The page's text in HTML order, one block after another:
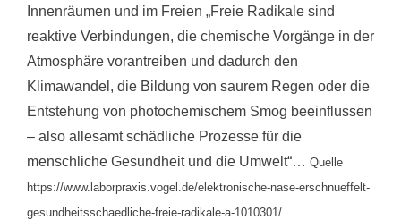
Innenräumen und im Freien „Freie Radikale sind
reaktive Verbindungen, die chemische Vorgänge in der
Atmosphäre vorantreiben und dadurch den
Klimawandel, die Bildung von saurem Regen oder die
Entstehung von photochemischem Smog beeinflussen
– also allesamt schädliche Prozesse für die
menschliche Gesundheit und die Umwelt“… Quelle
https://www.laborpraxis.vogel.de/elektronische-nase-erschnueffelt-
gesundheitsschaedliche-freie-radikale-a-1010301/